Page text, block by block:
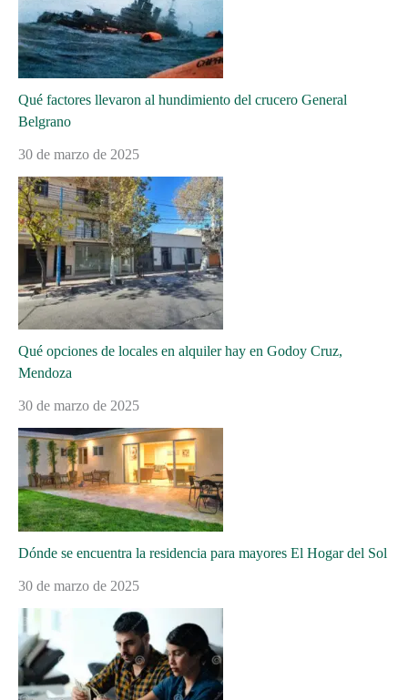
Qué factores llevaron al hundimiento del crucero General
Belgrano
30 de marzo de 2025
Qué opciones de locales en alquiler hay en Godoy Cruz,
Mendoza
30 de marzo de 2025
Dónde se encuentra la residencia para mayores El Hogar del Sol
30 de marzo de 2025